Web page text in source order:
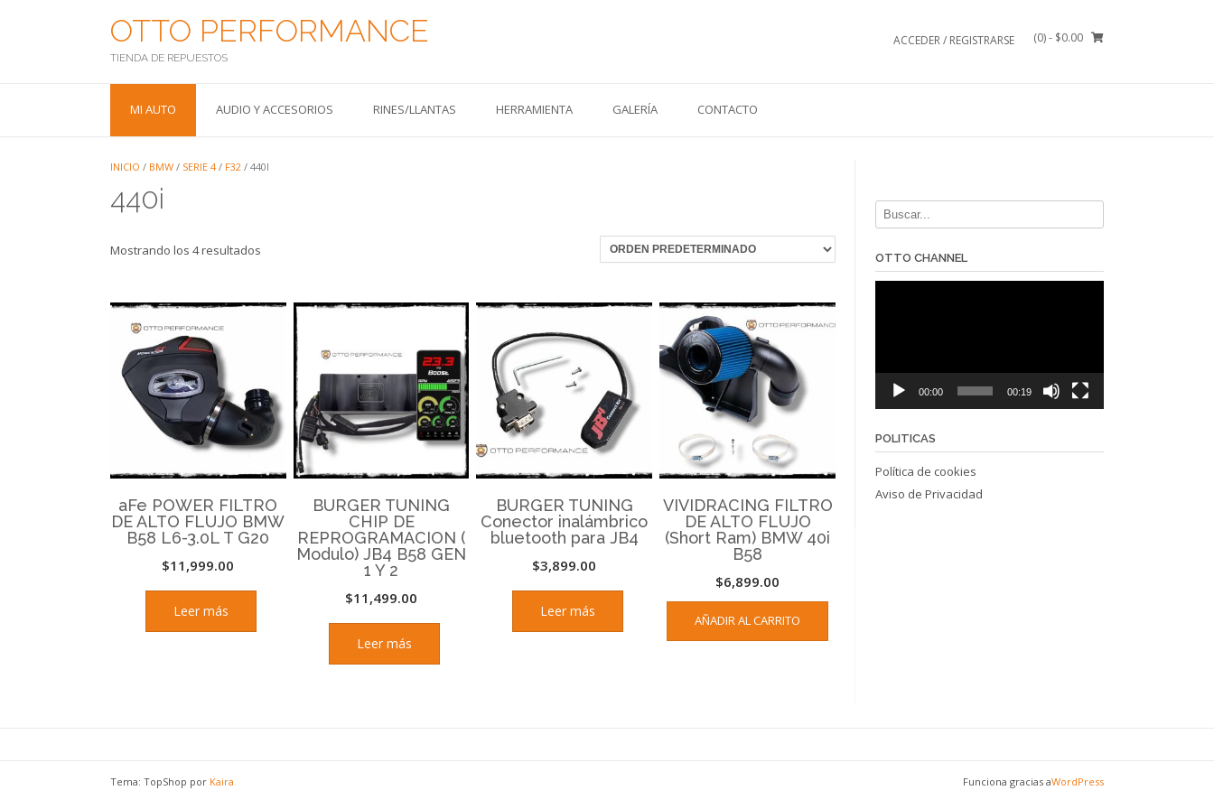
OTTO PERFORMANCE
TIENDA DE REPUESTOS
ACCEDER / REGISTRARSE (0)- $0.00
MI AUTO AUDIO Y ACCESORIOS RINES/LLANTAS HERRAMIENTA GALERÍA CONTACTO
INICIO / BMW / SERIE 4/ F32 / 440I
440i
Mostrando los 4 resultados
aFe POWER FILTRO
DE ALTO FLUJO BMW
B58 L6-3.0L T G20
$11,999.00
Leer más
BURGER TUNING
CHIP DE
REPROGRAMACION (
Modulo) JB4 B58 GEN
1 Y 2
$11,499.00
Leer más
BURGER TUNING
Conector inalámbrico
bluetooth para JB4
$3,899.00
Leer más
VIVIDRACING FILTRO
DE ALTO FLUJO
(Short Ram) BMW 40i
B58
$6,899.00
AÑADIR AL CARRITO
OTTO CHANNEL
00:00 00:19
POLITICAS
Política de cookies
Aviso de Privacidad
Tema: TopShop por Kaira Funciona gracias aWordPress